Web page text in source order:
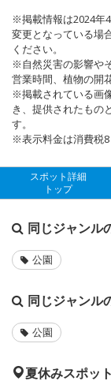
※掲載情報は2024年
変更となっている場
ください。
※自然災害の影響や
営業時間、植物の開
※掲載されている画
き、提供されたもの
す。
※表示料金は消費税8
スポット詳細
トップ
同じジャンル
公園
同じジャンル
公園
夏休みスポッ